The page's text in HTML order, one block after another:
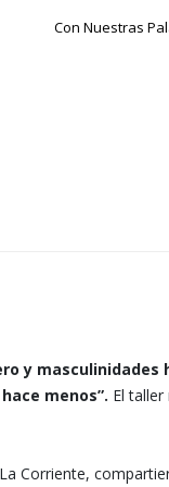
Con Nuestras
y masculinidades
menos”. El
Corriente,